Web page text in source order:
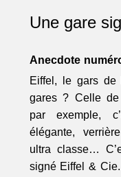
Une gare
Anecdote
Eiffel, le gars
gares ? Celle de
par exemple,
élégante,
ultra classe…
signé Eiffel &